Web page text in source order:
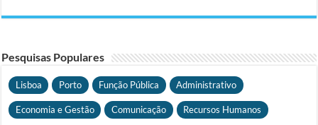
Pesquisas Populares
Lisboa Porto Função Pública Administrativo
Economia e Gestão Comunicação Recursos Humanos